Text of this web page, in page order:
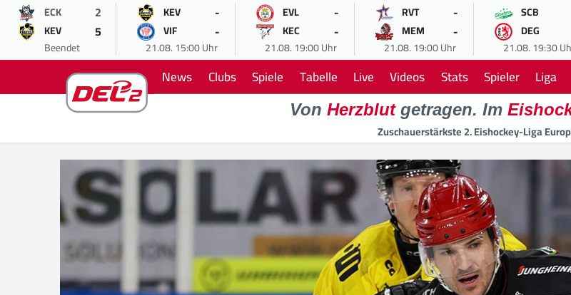
ECK 2
KEV 5
Beendet
KEV -
VIF -
21.08. 15:00 Uhr
EVL -
KEC -
21.08. 19:00 Uhr
RVT -
MEM -
21.08. 19:00 Uhr
SCB
DEG
21.08. 19:30
News Clubs Spiele Tabelle Live Videos Stats Spieler Liga
Von Herzblutgetragen. Im
Zuschauerstärkste 2. Eishockey-Liga